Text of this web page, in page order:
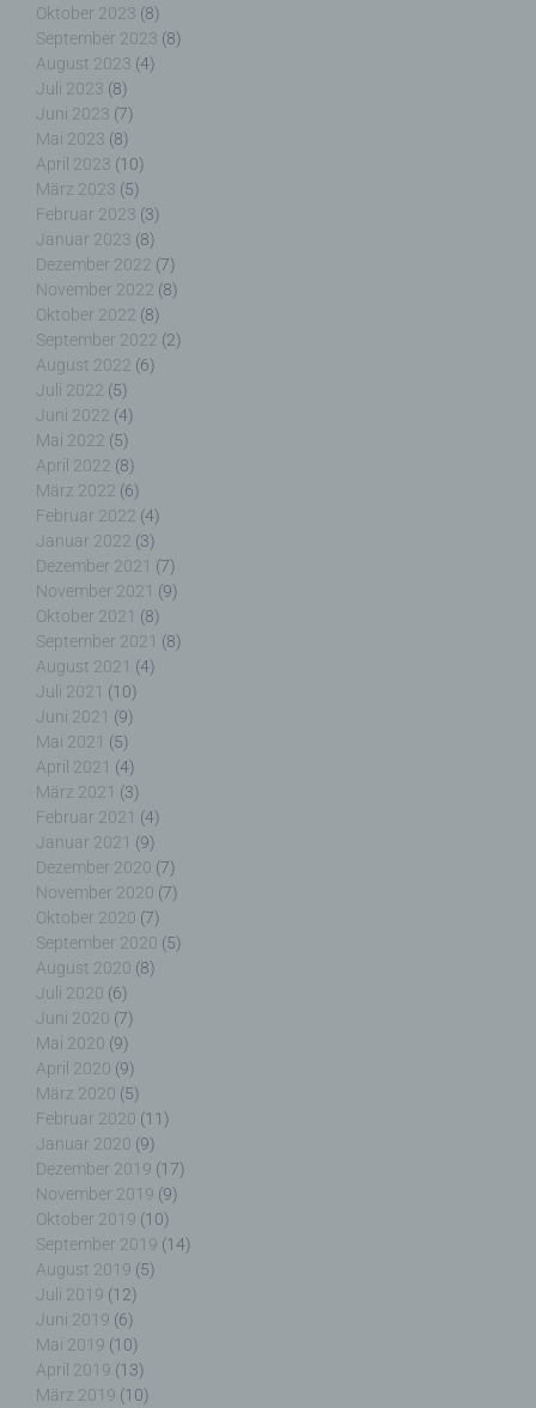
Oktober 2023 (8)
September 2023 (8)
August 2023 (4)
Juli 2023 (8)
Juni 2023 (7)
Mai 2023 (8)
April 2023 (10)
März 2023 (5)
Februar 2023 (3)
Januar 2023 (8)
Dezember 2022 (7)
November 2022 (8)
Oktober 2022 (8)
September 2022 (2)
August 2022 (6)
Juli 2022 (5)
Juni 2022 (4)
Mai 2022 (5)
April 2022 (8)
März 2022 (6)
Februar 2022 (4)
Januar 2022 (3)
Dezember 2021 (7)
November 2021 (9)
Oktober 2021 (8)
September 2021 (8)
August 2021 (4)
Juli 2021 (10)
Juni 2021 (9)
Mai 2021 (5)
April 2021 (4)
März 2021 (3)
Februar 2021 (4)
Januar 2021 (9)
Dezember 2020 (7)
November 2020 (7)
Oktober 2020 (7)
September 2020 (5)
August 2020 (8)
Juli 2020 (6)
Juni 2020 (7)
Mai 2020 (9)
April 2020 (9)
März 2020 (5)
Februar 2020 (11)
Januar 2020 (9)
Dezember 2019 (17)
November 2019 (9)
Oktober 2019 (10)
September 2019 (14)
August 2019 (5)
Juli 2019 (12)
Juni 2019 (6)
Mai 2019 (10)
April 2019 (13)
März 2019 (10)
Name und Anschrift des für die Verarbeitung
Verantwortlichen
Verantwortlicher im Sinne der Datenschutz-
Grundverordnung, sonstiger in den Mitgliedstaaten
der Europäischen Union geltenden
Datenschutzgesetze und anderer Bestimmungen
mit datenschutzrechtlichem Charakter ist die:
Nicht kommerzielle Homepage Woiga.de
Wolfgang Behling
Karwendelstraße 9
82499 Wallgau
Deutschland
E-Mail: wolfgang.behling@t-online.de
Cookies / SessionStorage / LocalStorage
Die Internetseiten verwenden teilweise so
genannte Cookies, LocalStorage und
SessionStorage. Dies dient dazu, unser Angebot
nutzerfreundlicher, effektiver und sicherer zu
machen. Local Storage und SessionStorage ist
eine Technologie, mit welcher ihr Browser Daten
auf Ihrem Computer oder mobilen Gerät
abspeichert. Cookies sind Textdateien, welche
über einen Internetbrowser auf einem
Computersystem abgelegt und gespeichert
werden. Sie können die Verwendung von Cookies,
LocalStorage und SessionStorage durch
entsprechende Einstellung in Ihrem Browser
verhindern.
Zahlreiche Internetseiten und Server verwenden
Cookies. Viele Cookies enthalten eine sogenannte
Cookie-ID. Eine Cookie-ID ist eine eindeutige
Kennung des Cookies. Sie besteht aus einer
Zeichenfolge, durch welche Internetseiten und
Server dem konkreten Internetbrowser zugeordnet
werden können, in dem das Cookie gespeichert
wurde. Dies ermöglicht es den besuchten
Internetseiten und Servern, den individuellen
Browser der betroffenen Person von anderen
Internetbrowsern, die andere Cookies enthalten,
zu unterscheiden. Ein bestimmter Internetbrowser
kann über die eindeutige Cookie-ID wiedererkannt
und identifiziert werden.
Durch den Einsatz von Cookies kann den Nutzern
dieser Internetseite nutzerfreundlichere Services
bereitstellen, die ohne die Cookie-Setzung nicht
möglich wären.